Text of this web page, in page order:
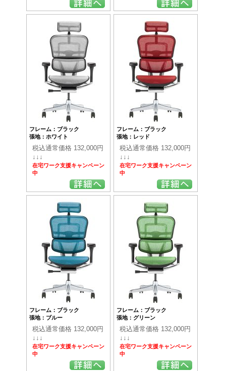
フレーム：ブラック
張地：ホワイト
税込通常価格 132,000円
↓↓↓
在宅ワーク支援キャンペーン
中
フレーム：ブラック
張地：レッド
税込通常価格 132,000円
↓↓↓
在宅ワーク支援キャンペーン
中
フレーム：ブラック
張地：ブルー
税込通常価格 132,000円
↓↓↓
在宅ワーク支援キャンペーン
中
フレーム：ブラック
張地：グリーン
税込通常価格 132,000円
↓↓↓
在宅ワーク支援キャンペーン
中